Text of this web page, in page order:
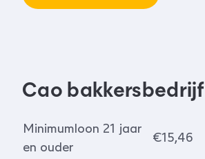
Cao bakkersbedrijf
Minimumloon 21 jaar
en ouder
€15,46